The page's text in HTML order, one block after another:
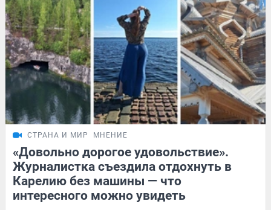
СТРАНА И МИР МНЕНИЕ
«Довольно дорогое удовольствие».
Журналистка съездила отдохнуть в
Карелию без машины — что
интересного можно увидеть